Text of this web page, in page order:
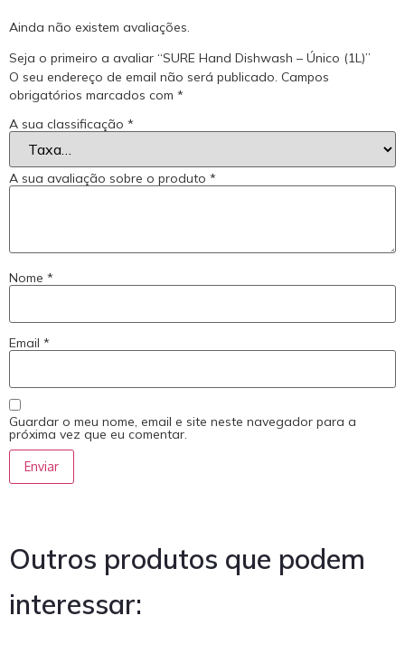
Ainda não existem avaliações.
Seja o primeiro a avaliar “SURE Hand Dishwash – Único (1L)”
O seu endereço de email não será publicado. Campos
obrigatórios marcados com *
A sua classificação *
A sua avaliação sobre o produto *
Nome *
Email *
Guardar o meu nome, email e site neste navegador para a
próxima vez que eu comentar.
Outros produtos que podem
interessar: